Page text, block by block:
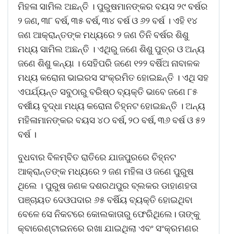
ମିହଳା ସାମିଲ ଅଛନ୍ତି । ପୁରୁଷମାନଙ୍କର ବୟସ ୨୯ ବର୍ଷର
୨ ଜଣ, ୩୮ ବର୍ଷ, ୩୫ ବର୍ଷ, ୩୪ ବର୍ଷ ଓ ୬୨ ବର୍ଷ । ଏହି ୧୪
ଜଣ ଆକ୍ରାନ୍ତଙ୍କ ମଧ୍ୟରେ ୨ ଜଣ ତିନି ବର୍ଷର ଶିଶୁ
ମଧ୍ୟ ସାମିଲ ଅଛନ୍ତି । ଏଥିରୁ ଜଣେ ଶିଶୁ ପୁତ୍ର ଓ ଅନ୍ୟ
ଜଣେ ଶିଶୁ କନ୍ୟା । ସେହିପରି ଜଣେ ୧୨୨ ବର୍ଷିଅ ନାବାଳକ
ମଧ୍ୟ କରୋନା ଭାଇରସ ସଂକ୍ରମିତ ହୋଇଛନ୍ତି । ଏଥି ସହ
ଏପର୍ଯ୍ୟନ୍ତ ସବୁଠାରୁ ବରିଷ୍ଠ ବ୍ୟକ୍ତି ଭାବେ ଜଣେ ୮୫
ବର୍ଷୀୟ ବୃଦ୍ଧା ମଧ୍ୟ କରୋନା ଚିହ୍ନଟ ହୋଇଛନ୍ତି । ଅନ୍ୟ
ମହିଳାମାନଙ୍କର ବୟସ ୪୦ ବର୍ଷ, ୨୦ ବର୍ଷ, ୩୬ ବର୍ଷ ଓ ୫୨
ବର୍ଷ ।
ବୁଧବାର ବିଳମ୍ବିତ ରାତିରେ ଯାଜପୁରରେ ଚିହ୍ନଟ
ଆକ୍ରାନ୍ତଙ୍କ ମଧ୍ୟରେ ୨ ଜଣ ମହିଳା ଓ ଜଣେ ପୁରୁଷ
ଥିଲେ । ପୁରୁଷ ଜଣକ ଦଶରଥପୁର ବ୍ଲକର ଡାହାଣହତା
ପଞ୍ଚାୟତ ଦେଓପଦାର ୬୫ ବର୍ଷିୟ ବ୍ୟକ୍ତି ହୋଇଥିବା
ବେଳେ ସେ ନିକଟରେ କୋଲକାତାରୁ ଫେରିଥିଲେ। ତାଙ୍କୁ
କ୍ବାରେଣ୍ଟାଇନରେ ରଖା ଯାଇଥିଲା ଏବଂ ସଂକ୍ରମଣର